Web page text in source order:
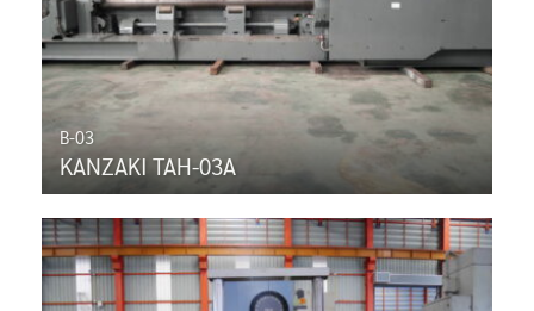
B-03
KANZAKI TAH-03A